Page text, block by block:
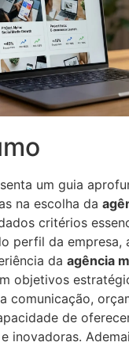
um guia
na escolha da
critérios
perfil da empresa,
da agência
objetivos
comunicação,
de
inovadoras.